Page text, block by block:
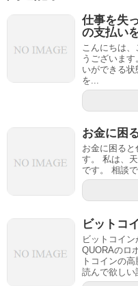
仕事を失
の支払い
こんにちは、
うございま
いができる
を...
お金に困
お金に困ると
す。 私は、
です。 相談
ビットコ
ビットコイ
QUORAのロ
トコインの
読んで欲しい